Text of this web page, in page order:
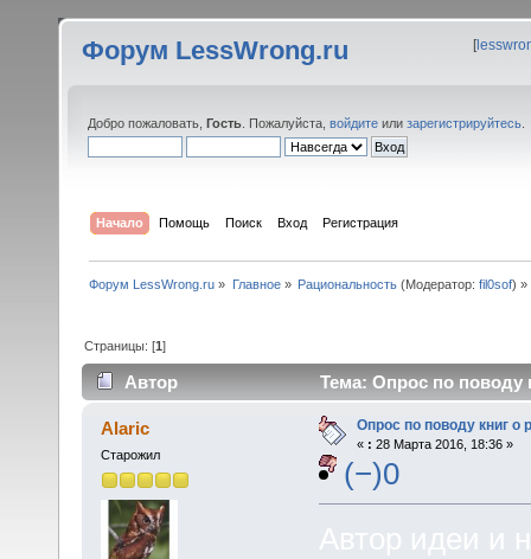
Форум LessWrong.ru [
Добро пожаловать, Гость . Пожалуйста, войдите или зарегистрируйтесь
Начало Помощь Поиск Вход Регистрация
Форум LessWrong.ru » Главное» Рациональность(Модератор: fil0sof) »
Страницы: [1]
Автор Тема: Опрос по поводу
Alaric
Старожил
Опрос по поводу книг о
« : 28 Марта 2016, 18:36 »
(−)0
Автор идеи и